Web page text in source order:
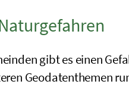
gibt es einen
Geodatenthemen